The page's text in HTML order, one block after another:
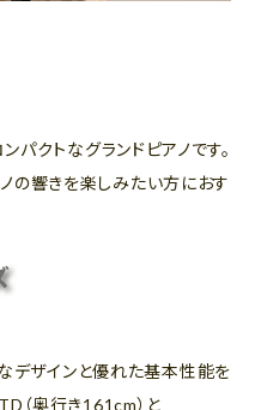
クトなグランドピアノです。
の響きを楽しみたい方におす
デザインと優れた基本性能を
（奥行き161cm）と